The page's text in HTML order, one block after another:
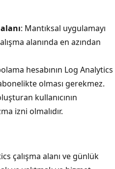
: Mantıksal uygulamayı
alanında en azından
hesabının Log Analytics
olması gerekmez.
kullanıcının
izni olmalıdır.
çalışma alanı ve günlük